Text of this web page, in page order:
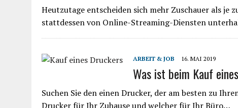
Heutzutage entscheiden sich mehr Zuschauer als je
stattdessen von Online-Streaming-Diensten
ARBEIT & JOB 16. MAI 2019
Was ist beim Kauf
Suchen Sie den einen Drucker, der am besten zu
Drucker für Ihr Zuhause und welcher für Ihr Büro…